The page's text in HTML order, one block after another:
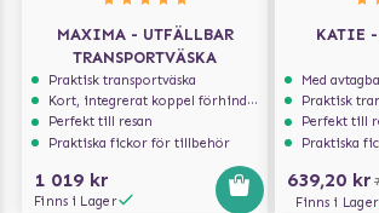
MAXIMA - UTFÄLLBAR
TRANSPORTVÄSKA
Praktisk transportväska
Kort, integrerat koppel förhindrar att hunden hoppar ur
Perfekt till resan
Praktiska fickor för tillbehör
1 019 kr
Finns i Lager
KATIE -
Med
Praktisk
Perfekt till
Praktiska
639,20 kr
Finns i Lager